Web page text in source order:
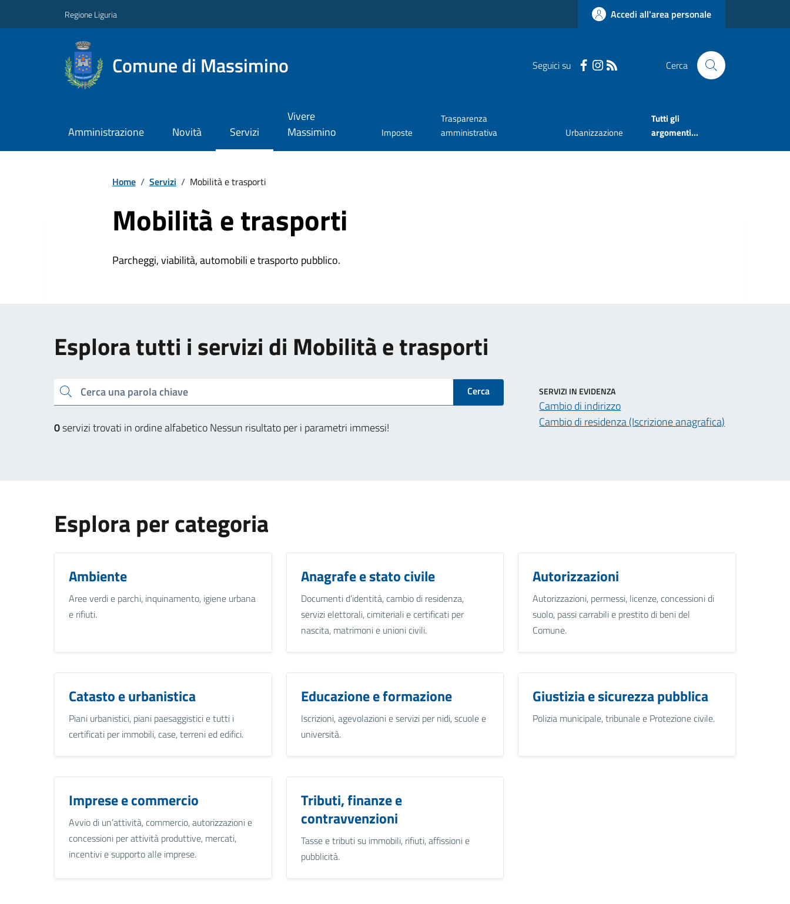
Regione Liguria Accedi all'area personale
Comune di Massimino Seguici su Cerca
Amministrazione Novità Servizi
Vivere
Massimino
Imposte
Trasparenza
amministrativa
Urbanizzazione
Tutti gli
argomenti...
Home / Servizi / Mobilità e trasporti
Mobilità e trasporti
Parcheggi, viabilità, automobili e trasporto pubblico.
Esplora tutti i servizi di Mobilità e trasporti
Cerca una parola chiave Cerca
0servizi trovati in ordine alfabeticoNessun risultato per i parametri immessi!
SERVIZI IN EVIDENZA
Cambio di indirizzo
Cambio di residenza (Iscrizione anagrafica)
Esplora per categoria
Ambiente
Aree verdi e parchi, inquinamento, igiene urbana
e rifiuti.
Anagrafe e stato civile
Documenti d’identità, cambio di residenza,
servizi elettorali, cimiteriali e certificati per
nascita, matrimoni e unioni civili.
Autorizzazioni
Autorizzazioni, permessi, licenze, concessioni di
suolo, passi carrabili e prestito di beni del
Comune.
Catasto e urbanistica
Piani urbanistici, piani paesaggistici e tutti i
certificati per immobili, case, terreni ed edifici.
Educazione e formazione
Iscrizioni, agevolazioni e servizi per nidi, scuole e
università.
Giustizia e sicurezza pubblica
Polizia municipale, tribunale e Protezione civile.
Imprese e commercio
Avvio di un’attività, commercio, autorizzazioni e
concessioni per attività produttive, mercati,
incentivi e supporto alle imprese.
Tributi, finanze e
contravvenzioni
Tasse e tributi su immobili, rifiuti, affissioni e
pubblicità.